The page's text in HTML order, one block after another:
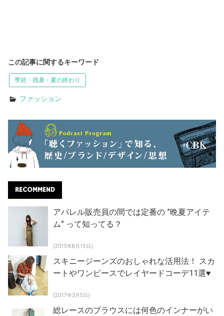
この記事に関するキーワード
季節・残暑・夏の終わり
ファッション
RECOMMEND
アパレル販売員の間では定番の ”晩夏アイテ
ム” って知ってる？
(2015年8月15日)
スキニージーンズのおしゃれな活用法！ スカ
ートやワンピースでレイヤードコーデ11選♥
(2017年3月5日)
総レースのブラウスには何色のインナーがい